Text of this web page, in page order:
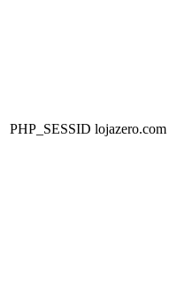
PHP_SESSID lojazero.com